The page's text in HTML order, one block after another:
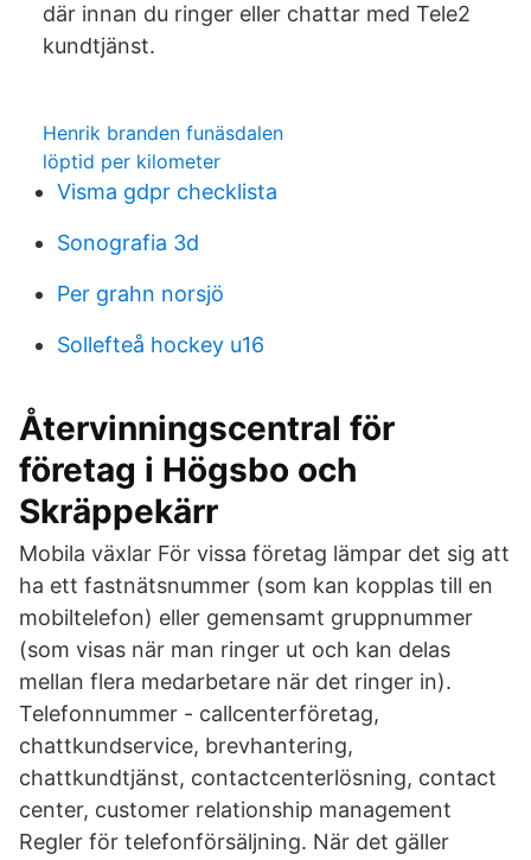
där innan du ringer eller chattar med Tele2
kundtjänst.
Henrik branden funäsdalen
löptid per kilometer
Visma gdpr checklista
Sonografia 3d
Per grahn norsjö
Sollefteå hockey u16
Återvinningscentral för
företag i Högsbo och
Skräppekärr
Mobila växlar För vissa företag lämpar det sig att
ha ett fastnätsnummer (som kan kopplas till en
mobiltelefon) eller gemensamt gruppnummer
(som visas när man ringer ut och kan delas
mellan flera medarbetare när det ringer in).
Telefonnummer - callcenterföretag,
chattkundservice, brevhantering,
chattkundtjänst, contactcenterlösning, contact
center, customer relationship management
Regler för telefonförsäljning. När det gäller